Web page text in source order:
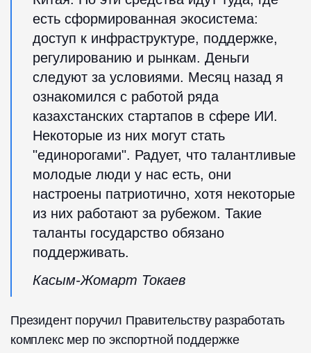
есть сформированная экосистема:
доступ к инфраструктуре, поддержке,
регулированию и рынкам. Деньги
следуют за условиями. Месяц назад я
ознакомился с работой ряда
казахстанских стартапов в сфере ИИ.
Некоторые из них могут стать
"единорогами". Радует, что талантливые
молодые люди у нас есть, они
настроены патриотично, хотя некоторые
из них работают за рубежом. Такие
таланты государство обязано
поддерживать.
Касым-Жомарт Токаев
Президент поручил Правительству разработать
комплекс мер по экспортной поддержке